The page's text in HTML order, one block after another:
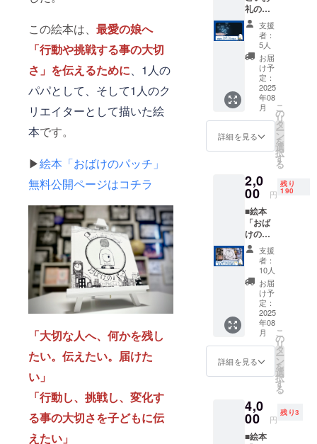
この絵本は、 最愛の娘へ
「行動や挑戦する事の大切
さ」を伝えるために、1人の
パパとして、そして1人のク
リエイターとして描いた絵
本です。
▶絵本「おばけのパッチ」
無料公開ページはコチラ
「大切な人へ、何かを残し
たい。伝えたい。届けた
い」
「行動し、挑戦し、変化す
る事の大切さを子どもに伝
えたい」
礼の
メッ
セージ
を受取
る■※受
け取っ
たメッ
セージ
の、
SNSや
ネット
等での
拡散は
い。※天
災地変
（地
震、津
波、洪
水、台
風、火
山噴
火、感
染症、
伝染病
ど）、
社会的
事変
（戦
争、暴
ど）、
争議行
トライ
支援
者：
5人
お届
け予
定：
2025
年08
月
詳細を見る
こ
の
リ
タ
ー
ン
を
選
択
す
る
2,0
00 円
残り
190
■絵本
「おば
けの
パッ
チ」を1
冊「絵
本フェ
ス」で
受け取
れる■※
ご希望
の方に
は、当
日手書
きでお
せてい
ただき
ます。※
絵本に
支援
者：
10人
お届
け予
定：
2025
年08
月
詳細を見る
こ
の
リ
タ
ー
ン
を
選
択
す
る
4,0
00 円
残り3
■絵本